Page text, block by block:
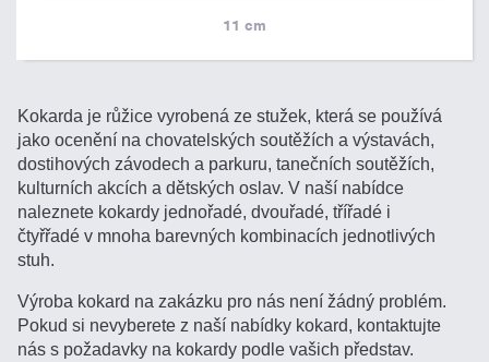
11 cm
Kokarda je růžice vyrobená ze stužek, která se používá
jako ocenění na chovatelských soutěžích a výstavách,
dostihových závodech a parkuru, tanečních soutěžích,
kulturních akcích a dětských oslav. V naší nabídce
naleznete kokardy jednořadé, dvouřadé, třířadé i
čtyřřadé v mnoha barevných kombinacích jednotlivých
stuh.
Výroba kokard na zakázku pro nás není žádný problém.
Pokud si nevyberete z naší nabídky kokard, kontaktujte
nás s požadavky na kokardy podle vašich představ.